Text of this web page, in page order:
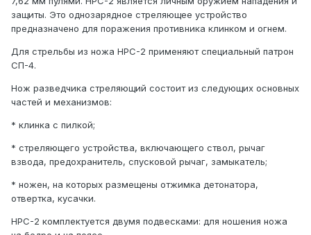
защиты. Это однозарядное стреляющее устройство
предназначено для поражения противника клинком и огнем.
Для стрельбы из ножа НРС-2 применяют специальный патрон
СП-4.
Нож разведчика стреляющий состоит из следующих основных
частей и механизмов:
* клинка с пилкой;
* стреляющего устройства, включающего ствол, рычаг
взвода, предохранитель, спусковой рычаг, замыкатель;
* ножен, на которых размещены отжимка детонатора,
отвертка, кусачки.
НРС-2 комплектуется двумя подвесками: для ношения ножа